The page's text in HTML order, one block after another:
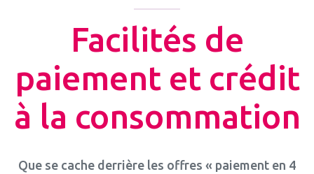
Facilités de
paiement et crédit
à la consommation
Que se cache derrière les offres « paiement en 4